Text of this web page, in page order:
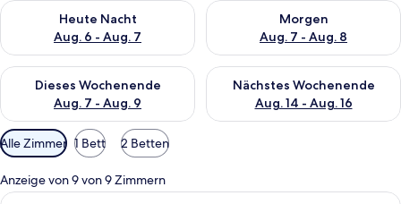
Heute Nacht
Aug. 6 - Aug. 7
Überprüfe die Verfügbarkeit für heute Nacht, Aug. 6 - Aug. 7.
Morgen
Aug. 7 - Aug. 8
Überprüfe die Verfügbarkeit
Dieses Wochenende
Aug. 7 - Aug. 9
Überprüfe die Verfügbarkeit für dieses Wochenende, Aug. 7
Nächstes Wochenende
Aug. 14 - Aug. 16
Überprüfe die Verfügbarkeit
Verfügbare
Filter
für
Zimmer
Alle Zimmer 1 Bett 2 Betten
Anzeige von 9 von 9 Zimmern